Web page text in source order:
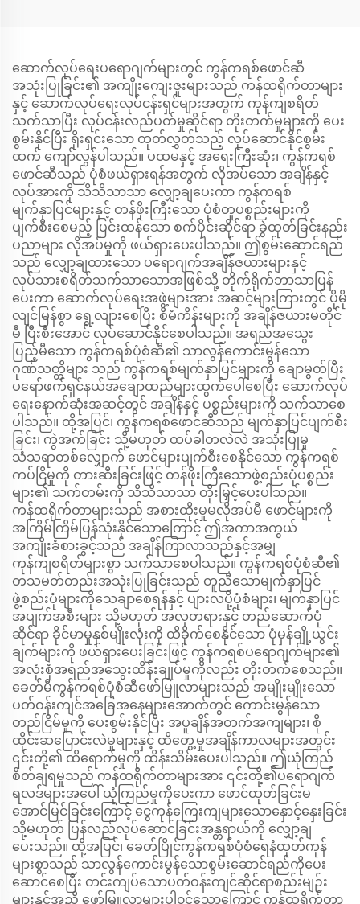
ဆောက်လုပ်ရေးပရောဂျက်များတွင် ကွန်ကရစ်ဖောင်ဆီ
အသုံးပြုခြင်း၏ အကျိုးကျေးဇူးများသည် ကန်ထရိုက်တာများ
နှင့် ဆောက်လုပ်ရေးလုပ်ငန်းရှင်များအတွက် ကုန်ကျစရိတ်
သက်သာပြီး လုပ်ငန်းလည်ပတ်မှုဆိုင်ရာ တိုးတက်မှုများကို ပေး
စွမ်းနိုင်ပြီး ရိုးရှင်းသော ထုတ်လွှတ်သည့် လုပ်ဆောင်နိုင်စွမ်း
ထက် ကျော်လွန်ပါသည်။ ပထမနှင့် အရေးကြီးဆုံး၊ ကွန်ကရစ်
ဖောင်ဆီသည် ပုံစံဖယ်ရှားရန်အတွက် လိုအပ်သော အချိန်နှင့်
လုပ်အားကို သိသိသာသာ လျှော့ချပေးကာ ကွန်ကရစ်
မျက်နှာပြင်များနှင့် တန်ဖိုးကြီးသော ပုံစံတူပစ္စည်းများကို
ပျက်စီးစေမည့် ပြင်းထန်သော စက်ပိုင်းဆိုင်ရာ ခွဲထုတ်ခြင်းနည်း
ပညာများ လိုအပ်မှုကို ဖယ်ရှားပေးပါသည်။ ဤစွမ်းဆောင်ရည်
သည် လျှော့ချထားသော ပရောဂျက်အချိန်ဇယားများနှင့်
လုပ်သားစရိတ်သက်သာသောအဖြစ်သို့ တိုက်ရိုက်ဘာသာပြန်
ပေးကာ ဆောက်လုပ်ရေးအဖွဲ့များအား အဆင့်များကြားတွင် ပိုမို
လျင်မြန်စွာ ရွေ့လျားစေပြီး စီမံကိန်းများကို အချိန်ဇယားမတိုင်
မီ ပြီးစီးအောင် လုပ်ဆောင်နိုင်စေပါသည်။ အရည်အသွေး
ပြည့်မီသော ကွန်ကရစ်ပုံစံဆီ၏ သာလွန်ကောင်းမွန်သော
ဂုဏ်သတ္တိများ သည် ကွန်ကရစ်မျက်နှာပြင်များကို ချောမွတ်ပြီး
ပရော်ဖက်ရှင်နယ်အချောထည်များထွက်ပေါ်စေပြီး ဆောက်လုပ်
ရေးနောက်ဆုံးအဆင့်တွင် အချိန်နှင့် ပစ္စည်းများကို သက်သာစေ
ပါသည်။ ထို့အပြင်၊ ကွန်ကရစ်ဖောင်ဆီသည် မျက်နှာပြင်ပျက်စီး
ခြင်း၊ ကွဲအက်ခြင်း သို့မဟုတ် ထပ်ခါတလဲလဲ အသုံးပြုမှု
သံသရာတစ်လျှောက် ဖောင်များပျက်စီးစေနိုင်သော ကွန်ကရစ်
ကပ်ငြိမှုကို တားဆီးခြင်းဖြင့် တန်ဖိုးကြီးသောဖွဲ့စည်းပုံပစ္စည်း
များ၏ သက်တမ်းကို သိသိသာသာ တိုးမြှင့်ပေးပါသည်။
ကန်ထရိုက်တာများသည် အစားထိုးမှုမလိုအပ်မီ ဖောင်များကို
အကြိမ်ကြိမ်ပြန်သုံးနိုင်သောကြောင့် ဤအကာအကွယ်
အကျိုးခံစားခွင့်သည် အချိန်ကြာလာသည်နှင့်အမျှ
ကုန်ကျစရိတ်များစွာ သက်သာစေပါသည်။ ကွန်ကရစ်ပုံစံဆီ၏
တသမတ်တည်းအသုံးပြုခြင်းသည် တူညီသောမျက်နှာပြင်
ဖွဲ့စည်းပုံများကိုသေချာစေရန်နှင့် ပျားလပို့ပုံစံများ၊ မျက်နှာပြင်
အပျက်အစီးများ သို့မဟုတ် အလှတရားနှင့် တည်ဆောက်ပုံ
ဆိုင်ရာ ခိုင်မာမှုနှစ်မျိုးလုံးကို ထိခိုက်စေနိုင်သော ပုံမှန်ချို့ယွင်း
ချက်များကို ဖယ်ရှားပေးခြင်းဖြင့် ကွန်ကရစ်ပရောဂျက်များ၏
အလုံးစုံအရည်အသွေးထိန်းချုပ်မှုကိုလည်း တိုးတက်စေသည်။
ခေတ်မီကွန်ကရစ်ပုံစံဆီဖော်မြူလာများသည် အမျိုးမျိုးသော
ပတ်ဝန်းကျင်အခြေအနေများအောက်တွင် ကောင်းမွန်သော
တည်ငြိမ်မှုကို ပေးစွမ်းနိုင်ပြီး အပူချိန်အတက်အကျများ၊ စို
ထိုင်းဆပြောင်းလဲမှုများနှင့် ထိတွေ့မှုအချိန်ကာလများအတွင်း
၎င်းတို့၏ ထိရောက်မှုကို ထိန်းသိမ်းပေးပါသည်။ ဤယုံကြည်
စိတ်ချရမှုသည် ကန်ထရိုက်တာများအား ၎င်းတို့၏ပရောဂျက်
ရလဒ်များအပေါ် ယုံကြည်မှုကိုပေးကာ ဖောင်ထုတ်ခြင်းမ
အောင်မြင်ခြင်းကြောင့် ငွေကုန်ကြေးကျများသောနှောင့်နှေးခြင်း
သို့မဟုတ် ပြန်လည်လုပ်ဆောင်ခြင်းအန္တရာယ်ကို လျှော့ချ
ပေးသည်။ ထို့အပြင်၊ ခေတ်ပြိုင်ကွန်ကရစ်ပုံစံရေနံထုတ်ကုန်
များစွာသည် သာလွန်ကောင်းမွန်သောစွမ်းဆောင်ရည်ကိုပေး
ဆောင်စေပြီး တင်းကျပ်သောပတ်ဝန်းကျင်ဆိုင်ရာစည်းမျဉ်း
များနှင့်အညီ ဖော်မြူလာများပါ၀င်သောကြောင့် ကန်ထရိုက်တာ